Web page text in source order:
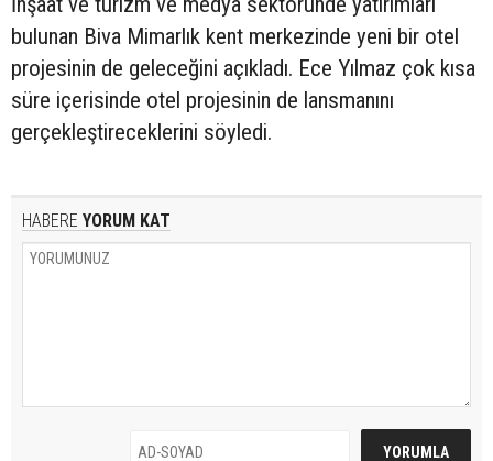
bulunan Biva Mimarlık kent merkezinde yeni bir otel
projesinin de geleceğini açıkladı. Ece Yılmaz çok kısa
süre içerisinde otel projesinin de lansmanını
gerçekleştireceklerini söyledi.
HABERE YORUM KAT